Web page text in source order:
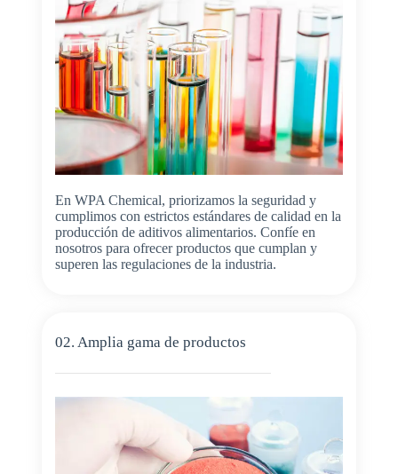
En WPA Chemical, priorizamos la seguridad y
cumplimos con estrictos estándares de calidad en la
producción de aditivos alimentarios. Confíe en
nosotros para ofrecer productos que cumplan y
superen las regulaciones de la industria.
02. Amplia gama de productos